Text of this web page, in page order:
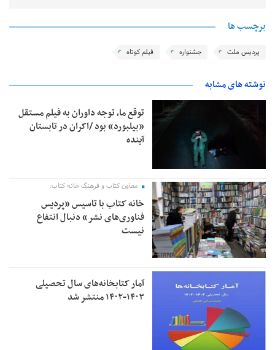
برچسب ها
پردیس ملت جشنواره فیلم کوتاه
نوشته های مشابه
توقع ما، توجه داوران به فیلم مستقل
«بیلبورد» بود /اکران در تابستان
آینده
معاون کتاب و فرهنگ خانه کتاب:
خانه کتاب با تاسیس «پردیس
فناوری‌های نشر» دنبال انتفاع
نیست
آمار کتابخانه‌های سال تحصیلی
۱۴۰۳-۱۴۰۲ منتشر شد